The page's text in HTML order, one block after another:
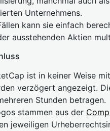
Unternehmens.
kann sie einfach
ausstehenden Aktien
ist in keiner Weise
verzögert angezeigt.
Stunden betragen.
stammen aus der
jeweiligen